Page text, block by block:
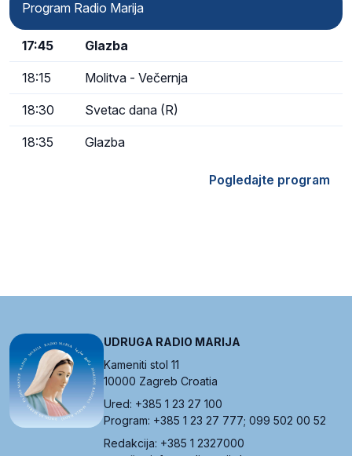
Program Radio Marija
17:45 Glazba
18:15 Molitva - Večernja
18:30 Svetac dana (R)
18:35 Glazba
Pogledajte program
UDRUGA RADIO MARIJA
Kameniti stol 11
10000 Zagreb Croatia
Ured: +385 1 23 27 100
Program: +385 1 23 27 777; 099 502 00 52
Redakcija: +385 1 2327000